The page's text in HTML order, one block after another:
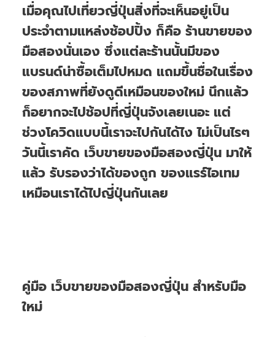
เมื่อคุณไปเที่ยวญี่ปุ่นสิ่งที่จะเห็นอยู่เป็น
ประจำตามแหล่งช้อปปิ้ง ก็คือ ร้านขายของ
มือสองนั่นเอง ซึ่งแต่ละร้านนั้นมีของ
แบรนด์น่าซื้อเต็มไปหมด แถมขึ้นชื่อในเรื่อง
ของสภาพที่ยังดูดีเหมือนของใหม่ นึกแล้ว
ก็อยากจะไปช้อปที่ญี่ปุ่นจังเลยเนอะ แต่
ช่วงโควิดแบบนี้เราจะไปกันได้ไง ไม่เป็นไรๆ
วันนี้เราคัด เว็บขายของมือสองญี่ปุ่น มาให้
แล้ว รับรองว่าได้ของถูก ของแรร์ไอเทม
เหมือนเราได้ไปญี่ปุ่นกันเลย
คู่มือ เว็บขายของมือสองญี่ปุ่น สำหรับมือ
ใหม่